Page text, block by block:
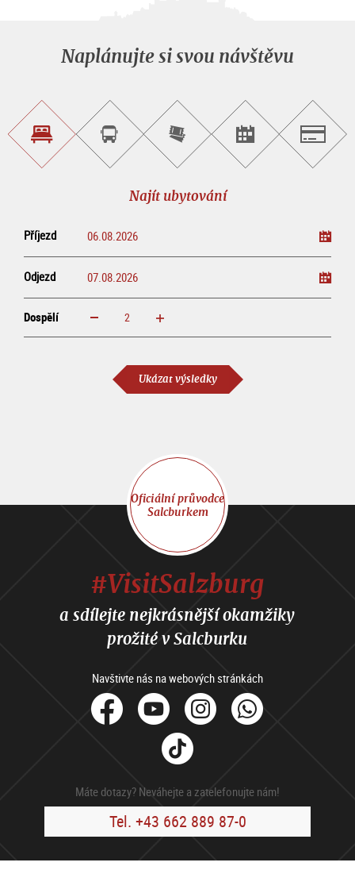
Naplánujte si svou návštěvu
Najít
ubytování
Objednat
okružní
Zakoupit
vstupenky
on-
Najít
pořad/akci
Najít ubytování
Příjezd
Odjezd
Dospělí increase reduce
Ukázat výsledky
Oficiální průvodce
Salcburkem
#VisitSalzburg
a sdílejte nejkrásnější okamžiky
prožité v Salcburku
Navštivte nás na webových stránkách
facebook
YoutubeInstagram
Tik
Tok
Máte dotazy? Neváhejte a zatelefonujte nám!
Tel. +43 662 889 87-0